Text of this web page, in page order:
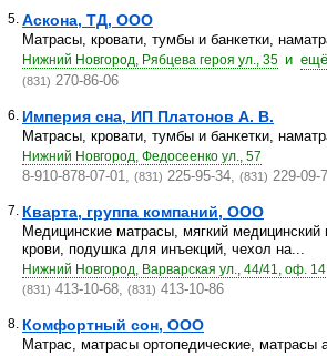
5. Аскона, ТД, ООО
Матрасы, кровати, тумбы и банкетки,
Нижний Новгород, Рябцева героя ул., 35 и
(831) 270-86-06
6. Империя сна, ИП Платонов А. В.
Матрасы, кровати, тумбы и банкетки,
Нижний Новгород, Федосеенко ул., 57
8-910-878-07-01, (831) 225-95-34, (831) 229-09-
7. Кварта, группа компаний, ООО
Медицинские матрасы, мягкий
крови, подушка для инъекций, чехол на...
Нижний Новгород, Варварская ул., 44/41, оф. 14
(831) 413-10-68, (831) 413-10-86
8. Комфортный сон, ООО
Матрас, матрасы ортопедические, матрасы